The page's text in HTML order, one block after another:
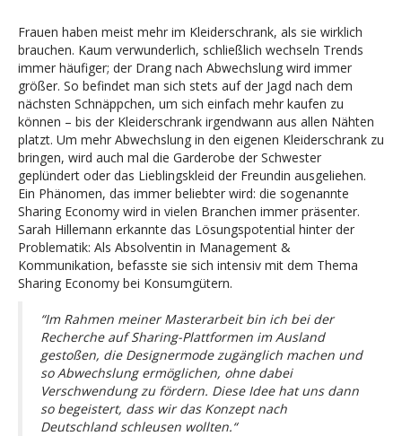
Frauen haben meist mehr im Kleiderschrank, als sie wirklich
brauchen. Kaum verwunderlich, schließlich wechseln Trends
immer häufiger; der Drang nach Abwechslung wird immer
größer. So befindet man sich stets auf der Jagd nach dem
nächsten Schnäppchen, um sich einfach mehr kaufen zu
können – bis der Kleiderschrank irgendwann aus allen Nähten
platzt. Um mehr Abwechslung in den eigenen Kleiderschrank zu
bringen, wird auch mal die Garderobe der Schwester
geplündert oder das Lieblingskleid der Freundin ausgeliehen.
Ein Phänomen, das immer beliebter wird: die sogenannte
Sharing Economy wird in vielen Branchen immer präsenter.
Sarah Hillemann erkannte das Lösungspotential hinter der
Problematik: Als Absolventin in Management &
Kommunikation, befasste sie sich intensiv mit dem Thema
Sharing Economy bei Konsumgütern.
“Im Rahmen meiner Masterarbeit bin ich bei der
Recherche auf Sharing-Plattformen im Ausland
gestoßen, die Designermode zugänglich machen und
so Abwechslung ermöglichen, ohne dabei
Verschwendung zu fördern. Diese Idee hat uns dann
so begeistert, dass wir das Konzept nach
Deutschland schleusen wollten.“